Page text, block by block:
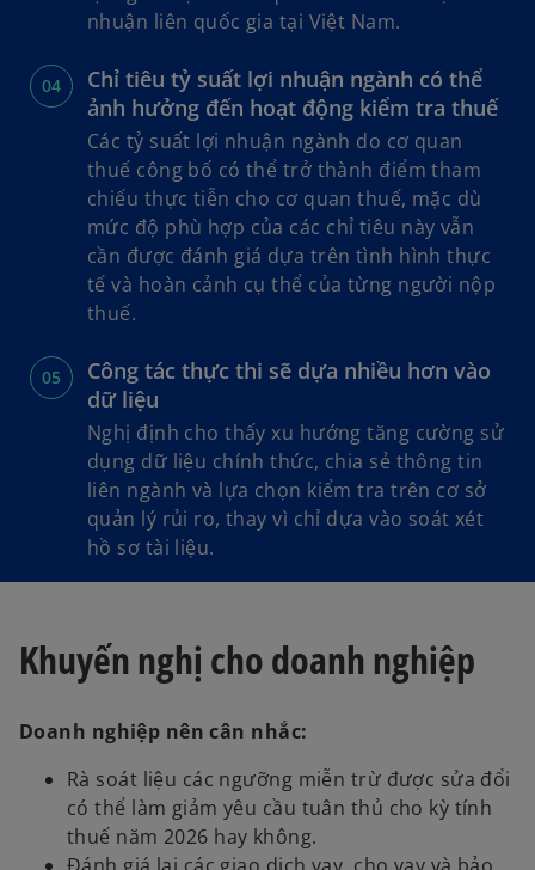
nhuận liên quốc gia tại Việt Nam.
Chỉ tiêu tỷ suất lợi nhuận ngành có thể
ảnh hưởng đến hoạt động kiểm tra thuế
Các tỷ suất lợi nhuận ngành do cơ quan
thuế công bố có thể trở thành điểm tham
chiếu thực tiễn cho cơ quan thuế, mặc dù
mức độ phù hợp của các chỉ tiêu này vẫn
cần được đánh giá dựa trên tình hình thực
tế và hoàn cảnh cụ thể của từng người nộp
thuế.
Công tác thực thi sẽ dựa nhiều hơn vào
dữ liệu
Nghị định cho thấy xu hướng tăng cường sử
dụng dữ liệu chính thức, chia sẻ thông tin
liên ngành và lựa chọn kiểm tra trên cơ sở
quản lý rủi ro, thay vì chỉ dựa vào soát xét
hồ sơ tài liệu.
Khuyến nghị cho doanh nghiệp
Doanh nghiệp nên cân nhắc:
Rà soát liệu các ngưỡng miễn trừ được sửa đổi
có thể làm giảm yêu cầu tuân thủ cho kỳ tính
thuế năm 2026 hay không.